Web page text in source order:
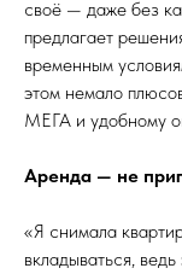
своё — даже без
предлагает
временным
этом немало
МЕГА и удобному
Аренда — не
«Я снимала
вкладываться,